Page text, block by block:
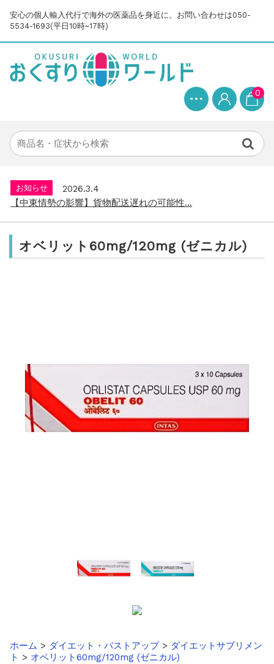
安心の個人輸入代行で海外の医薬品を身近に。お問い合わせは050-
5534-1693(平日10時~17時)
0
2026.4.9
2026年GW営業について...
お知らせ
2026.3.4
お知らせ
2026.1.6
送料改定について...
年末年始の営業について【2025-202...
お知らせ
2025.8.24
お知らせ
年末年始の営業について【2025-202...
お知らせ
2025.8.24
問い合わせ停止期間のご案内...
オベリット60mg/120mg (ゼニカル)
ホーム > ダイエット・バストアップ> ダイエットサプリメン
ト > オベリット60mg/120mg (ゼニカル)